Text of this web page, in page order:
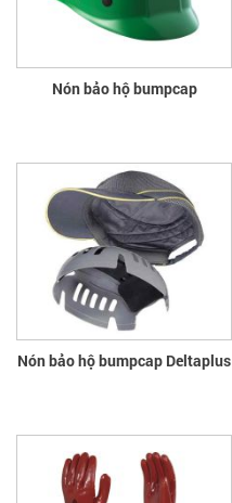
Nón bảo hộ bumpcap
Nón bảo hộ bumpcap Deltaplus